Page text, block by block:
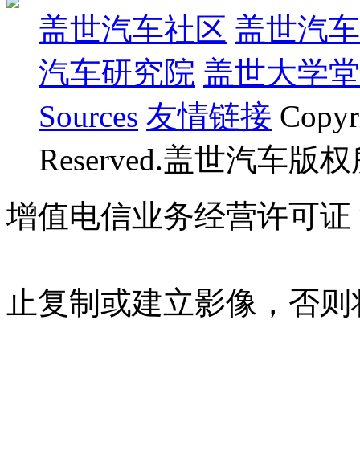
盖世汽车社区 盖世汽
汽车研究院 盖世大学堂
Sources 友情链接
Reserved.盖世汽车版
增值电信业务经营许可证
止复制或建立影像，否